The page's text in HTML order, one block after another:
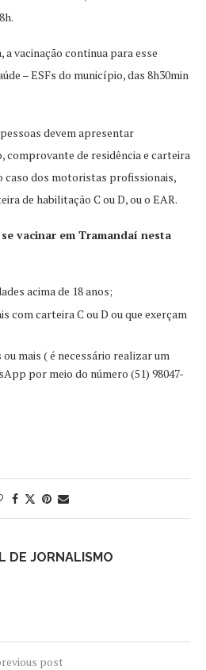
a vacinação continua para esse
– ESFs do município, das 8h30min
devem apresentar
comprovante de residência e carteira
caso dos motoristas profissionais,
de habilitação C ou D, ou o EAR.
vacinar em Tramandaí nesta
acima de 18 anos;
com carteira C ou D ou que exerçam
mais ( é necessário realizar um
por meio do número (51) 98047-
DE JORNALISMO
post